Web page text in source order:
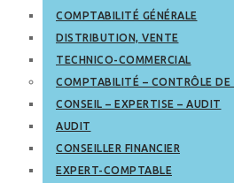
COMPTABILITÉ GÉNÉRALE
DISTRIBUTION, VENTE
TECHNICO-COMMERCIAL
COMPTABILITÉ – CONTRÔLE DE
CONSEIL – EXPERTISE – AUDIT
AUDIT
CONSEILLER FINANCIER
EXPERT-COMPTABLE